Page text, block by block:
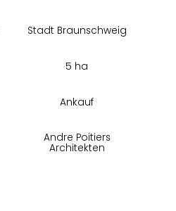
Stadt Braunschweig
5 ha
Ankauf
Andre Poitiers
Architekten